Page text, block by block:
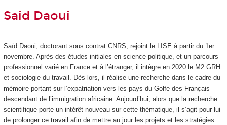
Said Daoui
Saïd Daoui, doctorant sous contrat CNRS, rejoint le LISE à partir du 1er
novembre. Après des études initiales en science politique, et un parcours
professionnel varié en France et à l’étranger, il intègre en 2020 le M2 GRH
et sociologie du travail. Dès lors, il réalise une recherche dans le cadre du
mémoire portant sur l’expatriation vers les pays du Golfe des Français
descendant de l’immigration africaine. Aujourd’hui, alors que la recherche
scientifique porte un intérêt nouveau sur cette thématique, il s’agit pour lui
de prolonger ce travail afin de mettre au jour les projets et les stratégies